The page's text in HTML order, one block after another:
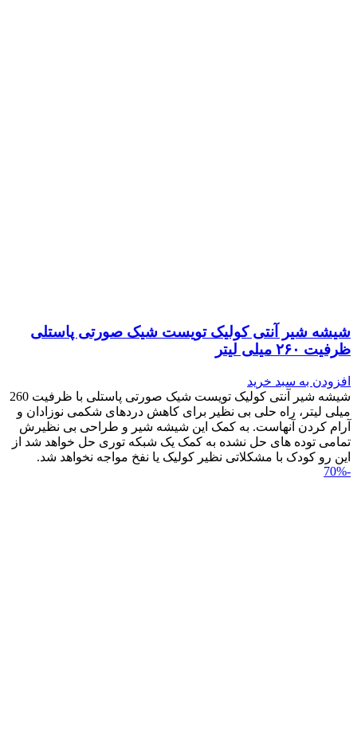
شیشه شیر آنتی کولیک تویست شیک صورتی پاستلی
ظرفیت ۲۶۰ میلی لیتر
افزودن به سبد خرید
شیشه شیر آنتی کولیک تویست شیک صورتی پاستلی با ظرفیت 260
میلی لیتر، راه حلی بی نظیر برای کاهش دردهای شکمی نوزادان و
آرام کردن آنهاست. به کمک این شیشه شیر و طراحی بی نظیرش
تمامی توده های حل نشده به کمک یک شبکه توری حل خواهد شد از
این رو کودک با مشکلاتی نظیر کولیک یا نفخ مواجه نخواهد شد.
-70%